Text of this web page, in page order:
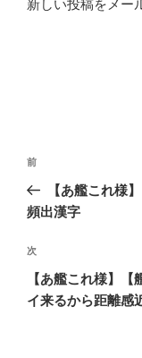
新しい投稿をメー
投
ナ
ゲ
ー
シ
前
の
投
前
【あ艦これ様
頻出漢字
次
の
投
次
【あ艦これ様】
イ来るから距離感